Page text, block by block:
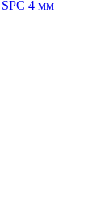
4 мм